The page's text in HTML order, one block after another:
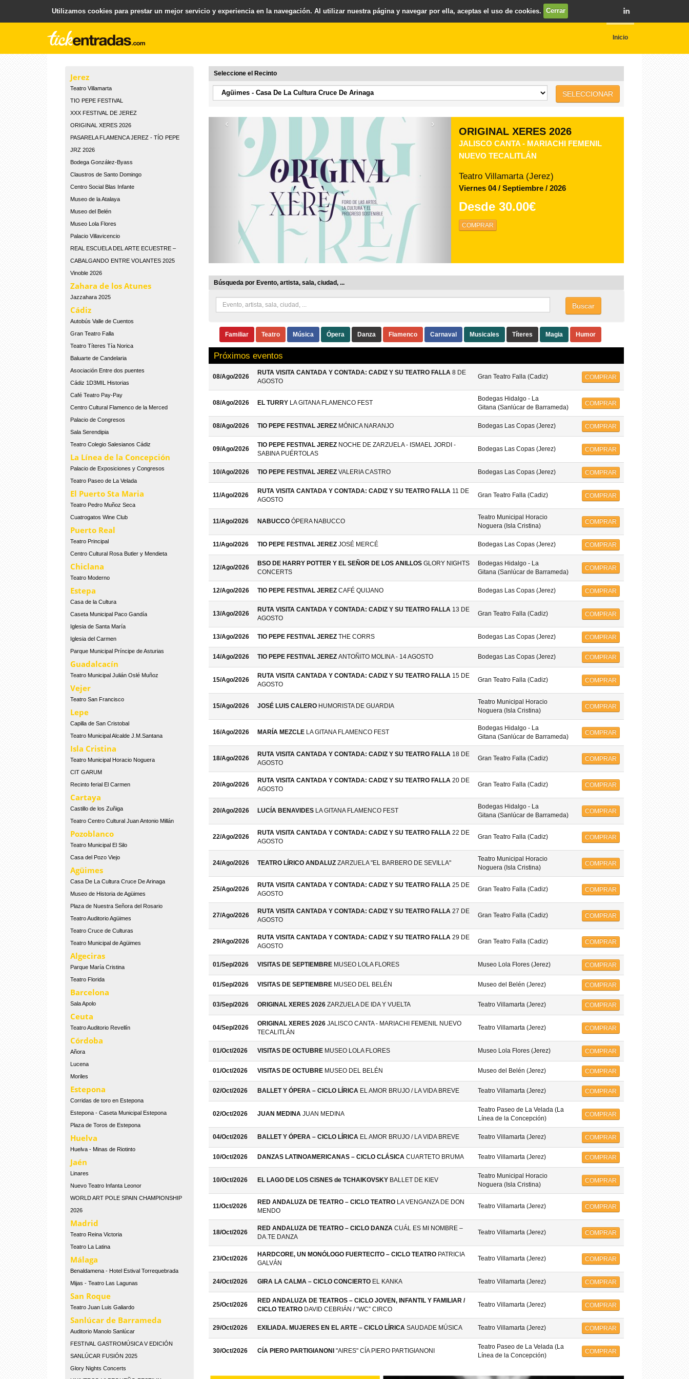
Plataforma para la Venta y Gestion de Entradas .
Inicio
Jerez
Teatro Villamarta
TIO PEPE FESTIVAL
XXX FESTIVAL DE JEREZ
ORIGINAL XERES 2026
PASARELA FLAMENCA JEREZ - TÍO PEPE
JRZ 2026
Bodega González-Byass
Claustros de Santo Domingo
Centro Social Blas Infante
Museo de la Atalaya
Museo del Belén
Museo Lola Flores
Palacio Villavicencio
REAL ESCUELA DEL ARTE ECUESTRE –
CABALGANDO ENTRE VOLANTES 2025
Vinoble 2026
Zahara de los Atunes
Jazzahara 2025
Cádiz
Autobús Valle de Cuentos
Gran Teatro Falla
Teatro Títeres Tía Norica
Baluarte de Candelaria
Asociación Entre dos puentes
Cádiz 1D3MIL Historias
Café Teatro Pay-Pay
Centro Cultural Flamenco de la Merced
Palacio de Congresos
Sala Serendipia
Teatro Colegio Salesianos Cádiz
La Línea de la Concepción
Palacio de Exposiciones y Congresos
Teatro Paseo de La Velada
El Puerto Sta Maria
Teatro Pedro Muñoz Seca
Cuatrogatos Wine Club
Puerto Real
Teatro Principal
Centro Cultural Rosa Butler y Mendieta
Chiclana
Teatro Moderno
Estepa
Casa de la Cultura
Caseta Municipal Paco Gandía
Iglesia de Santa María
Iglesia del Carmen
Parque Municipal Príncipe de Asturias
Guadalcacín
Teatro Municipal Julián Oslé Muñoz
Vejer
Teatro San Francisco
Lepe
Capilla de San Cristobal
Teatro Municipal Alcalde J.M.Santana
Isla Cristina
Teatro Municipal Horacio Noguera
CIT GARUM
Recinto ferial El Carmen
Cartaya
Castillo de los Zuñiga
Teatro Centro Cultural Juan Antonio Millán
Pozoblanco
Teatro Municipal El Silo
Casa del Pozo Viejo
Agüimes
Casa De La Cultura Cruce De Arinaga
Museo de Historia de Agüimes
Plaza de Nuestra Señora del Rosario
Teatro Auditorio Agüimes
Teatro Cruce de Culturas
Teatro Municipal de Agüimes
Algeciras
Parque María Cristina
Teatro Florida
Barcelona
Sala Apolo
Ceuta
Teatro Auditorio Revellín
Córdoba
Añora
Lucena
Moriles
Estepona
Corridas de toro en Estepona
Estepona - Caseta Municipal Estepona
Plaza de Toros de Estepona
Huelva
Huelva - Minas de Riotinto
Jaén
Linares
Nuevo Teatro Infanta Leonor
WORLD ART POLE SPAIN CHAMPIONSHIP
2026
Madrid
Teatro Reina Victoria
Teatro La Latina
Málaga
Benaldamena - Hotel Estival Torrequebrada
Mijas - Teatro Las Lagunas
San Roque
Teatro Juan Luis Galiardo
Sanlúcar de Barrameda
Auditorio Manolo Sanlúcar
FESTIVAL GASTROMÚSICA V EDICIÓN
SANLÚCAR FUSIÓN 2025
Glory Nights Concerts
Seleccione el Recinto
SELECCIONAR
‹ ›
ORIGINAL XERES 2026
JALISCO CANTA - MARIACHI FEMENIL
NUEVO TECALITLÁN
Teatro Villamarta (Jerez)
Viernes 04 / Septiembre / 2026
Desde 30.00€
COMPRAR
Búsqueda por Evento, artista, sala, ciudad, ...
Buscar
Familiar Teatro Música Ópera Danza Flamenco Carnaval Musicales Títeres Magia Humor
Próximos eventos
08/Ago/2026
RUTA VISITA CANTADA Y CONTADA: CADIZ Y SU TEATRO FALLA 8 DE
AGOSTO
Gran Teatro Falla (Cadiz) COMPRAR
08/Ago/2026 EL TURRY LA GITANA FLAMENCO FEST
Bodegas Hidalgo - La
Gitana (Sanlúcar de Barrameda)
COMPRAR
08/Ago/2026 TIO PEPE FESTIVAL JEREZ MÓNICA NARANJO Bodegas Las Copas (Jerez) COMPRAR
09/Ago/2026
TIO PEPE FESTIVAL JEREZ NOCHE DE ZARZUELA - ISMAEL JORDI -
SABINA PUÉRTOLAS
Bodegas Las Copas (Jerez) COMPRAR
10/Ago/2026 TIO PEPE FESTIVAL JEREZ VALERIA CASTRO Bodegas Las Copas (Jerez) COMPRAR
11/Ago/2026
RUTA VISITA CANTADA Y CONTADA: CADIZ Y SU TEATRO FALLA 11 DE
AGOSTO
Gran Teatro Falla (Cadiz) COMPRAR
11/Ago/2026 NABUCCO ÓPERA NABUCCO
Teatro Municipal Horacio
Noguera (Isla Cristina)
COMPRAR
11/Ago/2026 TIO PEPE FESTIVAL JEREZ JOSÉ MERCÉ Bodegas Las Copas (Jerez) COMPRAR
12/Ago/2026
BSO DE HARRY POTTER Y EL SEÑOR DE LOS ANILLOS GLORY NIGHTS
CONCERTS
Bodegas Hidalgo - La
Gitana (Sanlúcar de Barrameda)
COMPRAR
12/Ago/2026 TIO PEPE FESTIVAL JEREZ CAFÉ QUIJANO Bodegas Las Copas (Jerez) COMPRAR
13/Ago/2026
RUTA VISITA CANTADA Y CONTADA: CADIZ Y SU TEATRO FALLA 13 DE
AGOSTO
Gran Teatro Falla (Cadiz) COMPRAR
13/Ago/2026 TIO PEPE FESTIVAL JEREZ THE CORRS Bodegas Las Copas (Jerez) COMPRAR
14/Ago/2026 TIO PEPE FESTIVAL JEREZ ANTOÑITO MOLINA - 14 AGOSTO Bodegas Las Copas (Jerez) COMPRAR
15/Ago/2026
RUTA VISITA CANTADA Y CONTADA: CADIZ Y SU TEATRO FALLA 15 DE
AGOSTO
Gran Teatro Falla (Cadiz) COMPRAR
15/Ago/2026 JOSÉ LUIS CALERO HUMORISTA DE GUARDIA
Teatro Municipal Horacio
Noguera (Isla Cristina)
COMPRAR
16/Ago/2026 MARÍA MEZCLE LA GITANA FLAMENCO FEST
Bodegas Hidalgo - La
Gitana (Sanlúcar de Barrameda)
COMPRAR
18/Ago/2026
RUTA VISITA CANTADA Y CONTADA: CADIZ Y SU TEATRO FALLA 18 DE
AGOSTO
Gran Teatro Falla (Cadiz) COMPRAR
20/Ago/2026
RUTA VISITA CANTADA Y CONTADA: CADIZ Y SU TEATRO FALLA 20 DE
AGOSTO
Gran Teatro Falla (Cadiz) COMPRAR
20/Ago/2026 LUCÍA BENAVIDES LA GITANA FLAMENCO FEST
Bodegas Hidalgo - La
Gitana (Sanlúcar de Barrameda)
COMPRAR
22/Ago/2026
RUTA VISITA CANTADA Y CONTADA: CADIZ Y SU TEATRO FALLA 22 DE
AGOSTO
Gran Teatro Falla (Cadiz) COMPRAR
24/Ago/2026 TEATRO LÍRICO ANDALUZ ZARZUELA "EL BARBERO DE SEVILLA"
Teatro Municipal Horacio
Noguera (Isla Cristina)
COMPRAR
25/Ago/2026
RUTA VISITA CANTADA Y CONTADA: CADIZ Y SU TEATRO FALLA 25 DE
AGOSTO
Gran Teatro Falla (Cadiz) COMPRAR
27/Ago/2026
RUTA VISITA CANTADA Y CONTADA: CADIZ Y SU TEATRO FALLA 27 DE
AGOSTO
Gran Teatro Falla (Cadiz) COMPRAR
29/Ago/2026
RUTA VISITA CANTADA Y CONTADA: CADIZ Y SU TEATRO FALLA 29 DE
AGOSTO
Gran Teatro Falla (Cadiz) COMPRAR
01/Sep/2026 VISITAS DE SEPTIEMBRE MUSEO LOLA FLORES Museo Lola Flores (Jerez) COMPRAR
01/Sep/2026 VISITAS DE SEPTIEMBRE MUSEO DEL BELÉN Museo del Belén (Jerez) COMPRAR
03/Sep/2026 ORIGINAL XERES 2026 ZARZUELA DE IDA Y VUELTA Teatro Villamarta (Jerez) COMPRAR
04/Sep/2026
ORIGINAL XERES 2026 JALISCO CANTA - MARIACHI FEMENIL NUEVO
TECALITLÁN
Teatro Villamarta (Jerez) COMPRAR
01/Oct/2026 VISITAS DE OCTUBRE MUSEO LOLA FLORES Museo Lola Flores (Jerez) COMPRAR
01/Oct/2026 VISITAS DE OCTUBRE MUSEO DEL BELÉN Museo del Belén (Jerez) COMPRAR
02/Oct/2026 BALLET Y ÓPERA – CICLO LÍRICA EL AMOR BRUJO / LA VIDA BREVE Teatro Villamarta (Jerez) COMPRAR
02/Oct/2026 JUAN MEDINA JUAN MEDINA
Teatro Paseo de La Velada (La
Línea de la Concepción)
COMPRAR
04/Oct/2026 BALLET Y ÓPERA – CICLO LÍRICA EL AMOR BRUJO / LA VIDA BREVE Teatro Villamarta (Jerez) COMPRAR
10/Oct/2026 DANZAS LATINOAMERICANAS – CICLO CLÁSICA CUARTETO BRUMA Teatro Villamarta (Jerez) COMPRAR
10/Oct/2026 EL LAGO DE LOS CISNES de TCHAIKOVSKY BALLET DE KIEV
Teatro Municipal Horacio
Noguera (Isla Cristina)
COMPRAR
11/Oct/2026
RED ANDALUZA DE TEATRO – CICLO TEATRO LA VENGANZA DE DON
MENDO
Teatro Villamarta (Jerez) COMPRAR
18/Oct/2026
RED ANDALUZA DE TEATRO – CICLO DANZA CUÁL ES MI NOMBRE –
DA.TE DANZA
Teatro Villamarta (Jerez) COMPRAR
23/Oct/2026
HARDCORE, UN MONÓLOGO FUERTECITO – CICLO TEATRO PATRICIA
GALVÁN
Teatro Villamarta (Jerez) COMPRAR
24/Oct/2026 GIRA LA CALMA – CICLO CONCIERTO EL KANKA Teatro Villamarta (Jerez) COMPRAR
25/Oct/2026
RED ANDALUZA DE TEATROS – CICLO JOVEN, INFANTIL Y FAMILIAR /
CICLO TEATRO DAVID CEBRIÁN / “WC” CIRCO
Teatro Villamarta (Jerez) COMPRAR
29/Oct/2026 EXILIADA. MUJERES EN EL ARTE – CICLO LÍRICA SAUDADE MÚSICA Teatro Villamarta (Jerez) COMPRAR
30/Oct/2026 CÍA PIERO PARTIGIANONI "AIRES" CÍA PIERO PARTIGIANONI
Teatro Paseo de La Velada (La
Línea de la Concepción)
COMPRAR
Utilizamos cookies para prestar un mejor servicio y experiencia en la navegación. Al utilizar nuestra página y navegar por ella, aceptas el uso de cookies. Cerrar